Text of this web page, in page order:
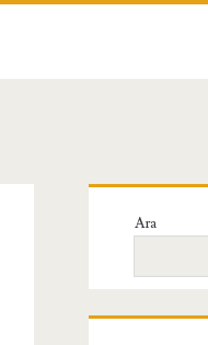
Birincil
Yan
Menü
Ara